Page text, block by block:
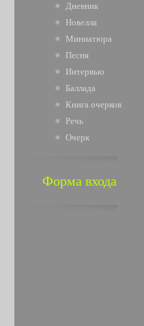
Дневник
Новелла
Миниатюра
Песня
Интервью
Баллада
Книга очерков
Речь
Очерк
Форма входа